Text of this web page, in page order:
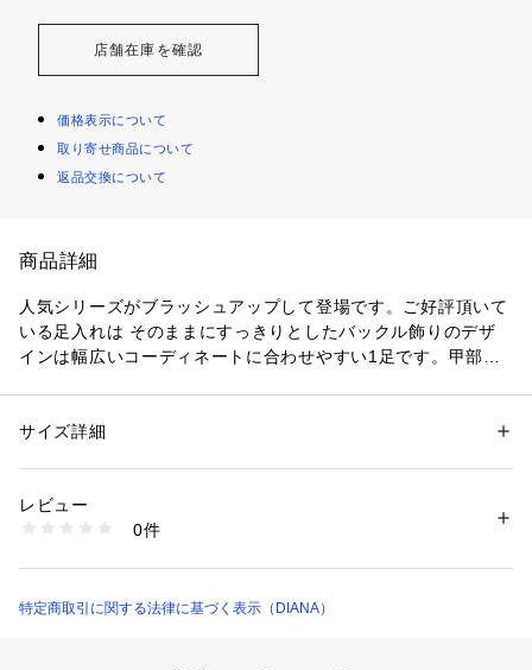
店舗在庫を確認
価格表示について
取り寄せ商品について
返品交換について
商品詳細
人気シリーズがブラッシュアップして登場です。ご好評頂いて
いる足入れは そのままにすっきりとしたバックル飾りのデザ
インは幅広いコーディネートに合わせやすい1足です。甲部分
性別：レディース
素材：本革
商品番号：
KW43661 （ショップ）
サイズ詳細
レビュー
0件
特定商取引に関する法律に基づく表示（DIANA）